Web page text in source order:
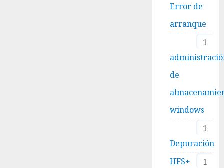
Error de
arranque
1
de
windows
1
Depuración
1
HFS+